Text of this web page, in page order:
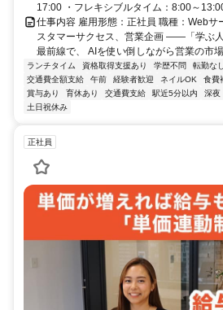
17:00 ・フレキシブルタイム：8:00～
仕事内容 雇用形態：正社員 職種：Webサ
スタマーサクセス、営業企画 ――「学ぶ
最前線で、 AIを使い倒しながら営業の市
ランチタイム 資格取得支援あり 学歴不問 転勤なし
交通費全額支給
午前 経験者歓迎 ネイルOK 食費
賞与あり
育休あり 交通費支給 駅近5分以内 深夜
土日祝休み
正社員